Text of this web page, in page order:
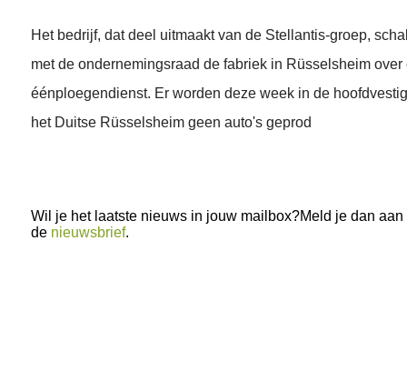
Het bedrijf, dat deel uitmaakt van de Stellantis-groep,
met de ondernemingsraad de fabriek in Rüsselsheim over
éénploegendienst. Er worden deze week in de
het Duitse Rüsselsheim geen auto's geprod
Wil je het laatste nieuws in jouw mailbox?Meld je dan aan
de nieuwsbrief.